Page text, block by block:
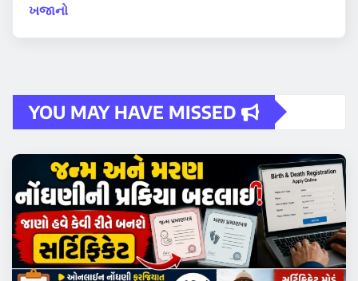
ખજાનો
YOU MAY HAVE MISSED